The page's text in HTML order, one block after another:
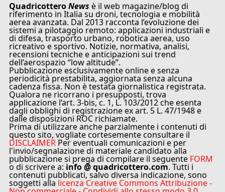
QuadricotteroNews è il web magazine/blog di
riferimento in Italia su droni, tecnologia e mobilità
aerea avanzata. Dal 2013 racconta l’evoluzione dei
sistemi a pilotaggio remoto: applicazioni industriali e
di difesa, trasporto urbano, robotica aerea, uso
ricreativo e sportivo. Notizie, normativa, analisi,
recensioni tecniche e anticipazioni sui trend
dell’aerospazio “low altitude”.
Pubblicazione esclusivamente online e senza
periodicità prestabilita, aggiornata senza alcuna
cadenza fissa. Non è testata giornalistica registrata.
Qualora ne ricorrano i presupposti, trova
applicazione l’art. 3-bis, c. 1, L. 103/2012 che esenta
dagli obblighi di registrazione ex art. 5 L. 47/1948 e
dalle disposizioni ROC richiamate.
Prima di utilizzare anche parzialmente i contenuti di
questo sito, vogliate cortesemente consultare il
DISCLAIMER Per eventuali comunicazioni e per
l'invio/segnalazione di materiale candidato alla
pubblicazione si prega di compilare il seguente FORM
o di scrivere a: info @ quadricottero.com. Tutti i
contenuti pubblicati, salvo diversa indicazione, sono
soggetti alla licenza Creative Commons Attribuzione -